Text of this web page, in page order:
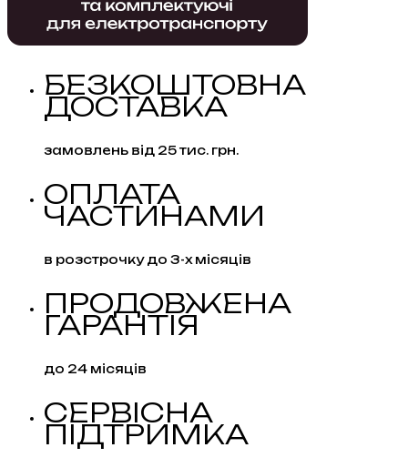
БЕЗКОШТОВНА
ДОСТАВКА
замовлень від 25 тис. грн.
ОПЛАТА
ЧАСТИНАМИ
в розстрочку до 3-х місяців
ПРОДОВЖЕНА
ГАРАНТІЯ
до 24 місяців
СЕРВІСНА
ПІДТРИМКА